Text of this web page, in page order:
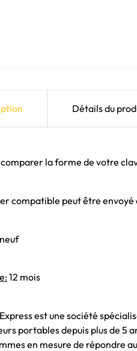
Détails du
la forme de votre
compatible peut être
12 mois
est une société
portables depuis plus de 5
en mesure de répondre